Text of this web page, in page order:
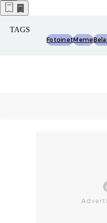
TAGS
FotoinetMeme